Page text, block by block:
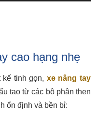
cao hạng nhẹ
kế tinh gọn, xe nâng tay
tạo từ các bộ phận then
ổn định và bền bỉ: